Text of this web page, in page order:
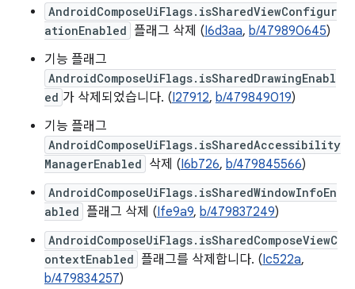
AndroidComposeUiFlags.isSharedViewConfigur
ationEnabled 플래그 삭제 (I6d3aa, b/479890645)
기능 플래그
AndroidComposeUiFlags.isSharedDrawingEnabl
ed 가 삭제되었습니다. (I27912, b/479849019)
기능 플래그
AndroidComposeUiFlags.isSharedAccessibility
ManagerEnabled 삭제 (I6b726, b/479845566)
AndroidComposeUiFlags.isSharedWindowInfoEn
abled 플래그 삭제 (Ife9a9, b/479837249)
AndroidComposeUiFlags.isSharedComposeViewC
ontextEnabled 플래그를 삭제합니다. (Ic522a,
b/479834257)